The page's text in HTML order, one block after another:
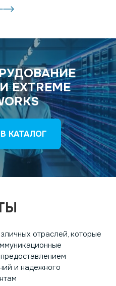
КАТАЛОГ
отраслей, которые
и надежного